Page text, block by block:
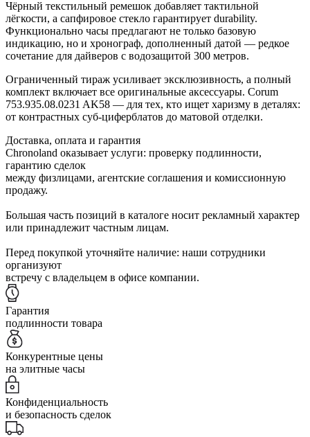
Чёрный текстильный ремешок добавляет тактильной
лёгкости, а сапфировое стекло гарантирует durability.
Функционально часы предлагают не только базовую
индикацию, но и хронограф, дополненный датой — редкое
сочетание для дайверов с водозащитой 300 метров.
Ограниченный тираж усиливает эксклюзивность, а полный
комплект включает все оригинальные аксессуары. Corum
753.935.08.0231 AK58 — для тех, кто ищет харизму в деталях:
от контрастных суб-циферблатов до матовой отделки.
Доставка, оплата и гарантия
Chronoland оказывает услуги: проверку подлинности,
гарантию сделок
между физлицами, агентские соглашения и комиссионную
продажу.
Большая часть позиций в каталоге носит рекламный характер
или принадлежит частным лицам.
Перед покупкой уточняйте наличие: наши сотрудники
организуют
встречу с владельцем в офисе компании.
Гарантия
подлинности товара
Конкурентные цены
на элитные часы
Конфиденциальность
и безопасность сделок